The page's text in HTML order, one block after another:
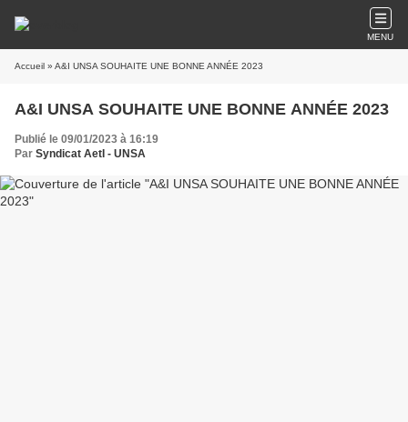
MENU
Accueil » A&I UNSA SOUHAITE UNE BONNE ANNÉE 2023
A&I UNSA SOUHAITE UNE BONNE ANNÉE 2023
Publié le 09/01/2023 à 16:19
Par Syndicat AetI - UNSA